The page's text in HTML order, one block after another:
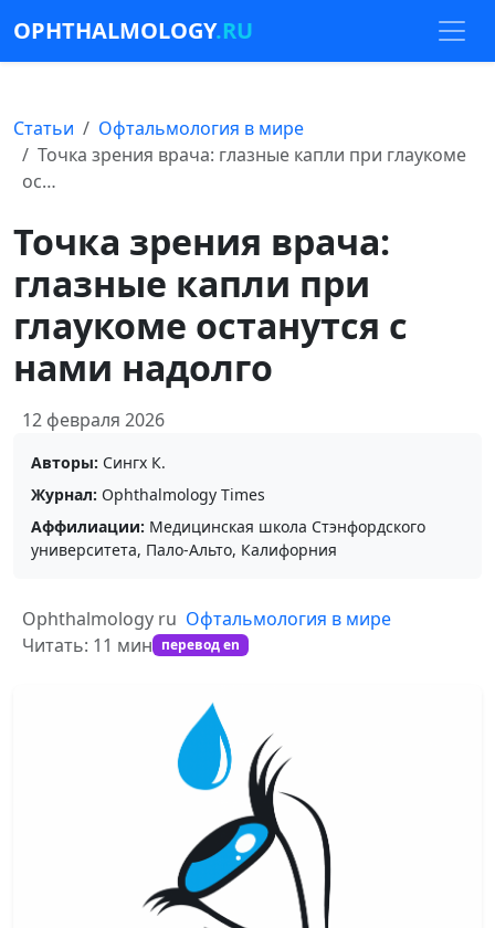
OPHTHALMOLOGY.RU
Статьи
Офтальмология в мире
Точка зрения врача: глазные капли при глаукоме
ос…
Точка зрения врача:
глазные капли при
глаукоме останутся с
нами надолго
12 февраля 2026
Авторы: Сингх К.
Журнал: Ophthalmology Times
Аффилиации: Медицинская школа Стэнфордского
университета, Пало-Альто, Калифорния
Ophthalmology ru Офтальмология в мире
Читать: 11 мин перевод en